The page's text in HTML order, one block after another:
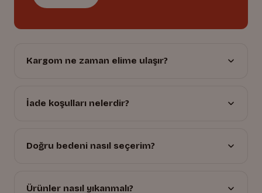
Kargom ne zaman elime ulaşır?
İade koşulları nelerdir?
Doğru bedeni nasıl seçerim?
Ürünler nasıl yıkanmalı?